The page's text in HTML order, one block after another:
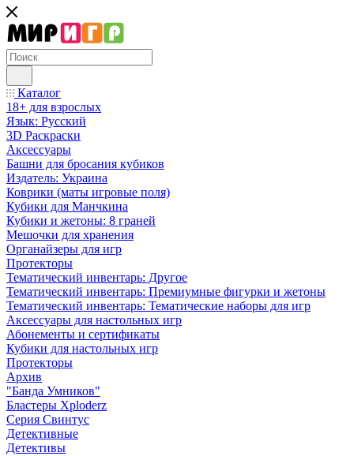
Каталог
18+ для взрослых
Язык: Русский
3D Раскраски
Аксессуары
Башни для бросания кубиков
Издатель: Украина
Коврики (маты игровые поля)
Кубики для Манчкина
Кубики и жетоны: 8 граней
Мешочки для хранения
Органайзеры для игр
Протекторы
Тематический инвентарь: Другое
Тематический инвентарь: Премиумные фигурки и жетоны
Тематический инвентарь: Тематические наборы для игр
Аксессуары для настольных игр
Абонементы и сертификаты
Кубики для настольных игр
Протекторы
Архив
"Банда Умников"
Бластеры Xploderz
Cерия Свинтус
Детективные
Детективы